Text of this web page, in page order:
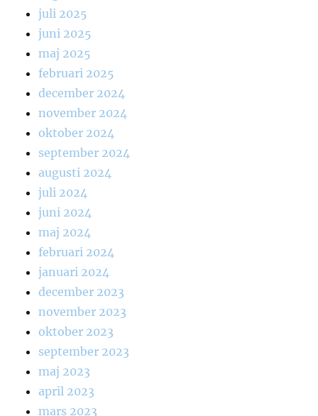
juli 2025
juni 2025
maj 2025
februari 2025
december 2024
november 2024
oktober 2024
september 2024
augusti 2024
juli 2024
juni 2024
maj 2024
februari 2024
januari 2024
december 2023
november 2023
oktober 2023
september 2023
maj 2023
april 2023
mars 2023